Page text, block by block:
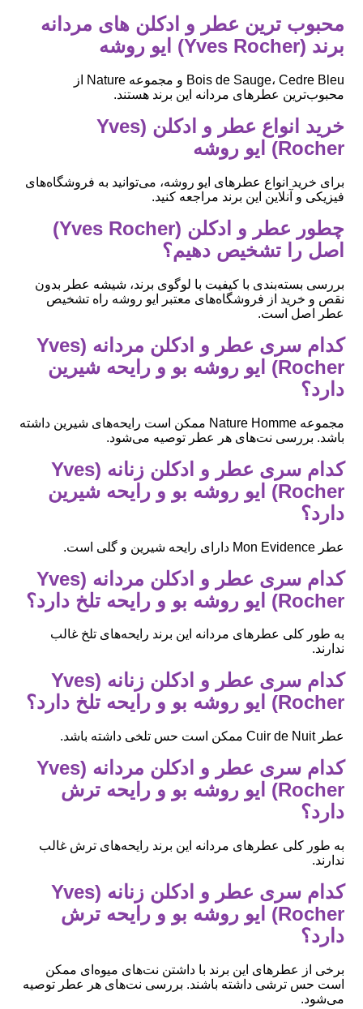
محبوب ‌ترین عطر و ادکلن های مردانه
برند (Yves Rocher) ایو روشه
Bois de Sauge، Cedre Bleu و مجموعه Nature از
محبوب‌ترین عطرهای مردانه این برند هستند.
خرید انواع عطر و ادکلن (Yves
Rocher) ایو روشه
برای خرید انواع عطرهای ایو روشه، می‌توانید به فروشگاه‌های
فیزیکی و آنلاین این برند مراجعه کنید.
چطور عطر و ادکلن (Yves Rocher)
اصل را تشخیص دهیم؟
بررسی بسته‌بندی با کیفیت با لوگوی برند، شیشه عطر بدون
نقص و خرید از فروشگاه‌های معتبر ایو روشه راه تشخیص
عطر اصل است.
کدام سری عطر و ادکلن مردانه (Yves
Rocher) ایو روشه بو و رایحه شیرین
دارد؟
مجموعه Nature Homme ممکن است رایحه‌های شیرین داشته
باشد. بررسی نت‌های هر عطر توصیه می‌شود.
کدام سری عطر و ادکلن زنانه (Yves
Rocher) ایو روشه بو و رایحه شیرین
دارد؟
عطر Mon Evidence دارای رایحه شیرین و گلی است.
کدام سری عطر و ادکلن مردانه (Yves
Rocher) ایو روشه بو و رایحه تلخ دارد؟
به طور کلی عطرهای مردانه این برند رایحه‌های تلخ غالب
ندارند.
کدام سری عطر و ادکلن زنانه (Yves
Rocher) ایو روشه بو و رایحه تلخ دارد؟
عطر Cuir de Nuit ممکن است حس تلخی داشته باشد.
کدام سری عطر و ادکلن مردانه (Yves
Rocher) ایو روشه بو و رایحه ترش
دارد؟
به طور کلی عطرهای مردانه این برند رایحه‌های ترش غالب
ندارند.
کدام سری عطر و ادکلن زنانه (Yves
Rocher) ایو روشه بو و رایحه ترش
دارد؟
برخی از عطرهای این برند با داشتن نت‌های میوه‌ای ممکن
است حس ترشی داشته باشند. بررسی نت‌های هر عطر توصیه
می‌شود.